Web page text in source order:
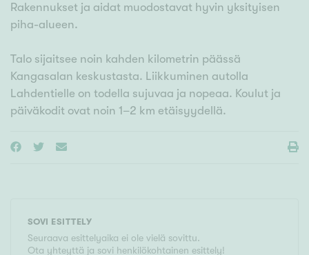
Rakennukset ja aidat muodostavat hyvin yksityisen
piha-alueen.
Talo sijaitsee noin kahden kilometrin päässä
Kangasalan keskustasta. Liikkuminen autolla
Lahdentielle on todella sujuvaa ja nopeaa. Koulut ja
päiväkodit ovat noin 1–2 km etäisyydellä.
SOVI ESITTELY
Seuraava esittelyaika ei ole vielä sovittu.
Ota yhteyttä ja sovi henkilökohtainen esittely!